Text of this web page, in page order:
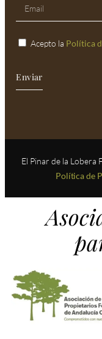
Acepto la Política
Enviar
El Pinar de la Lobera
Política de